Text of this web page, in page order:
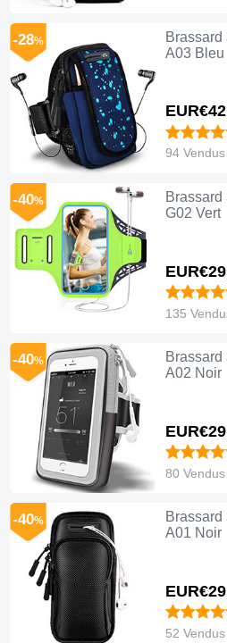
Brassard
A03 Bleu
-28%
94 Vendus
Brassard
G02 Vert
-40%
135
Brassard
A02 Noir
-40%
80 Vendus
Brassard
A01 Noir
-40%
52 Vendus